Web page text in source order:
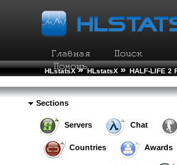
HLstatsX » HLstatsX » HALF-LIFE 2
Sections
Servers Chat
Countries Awards